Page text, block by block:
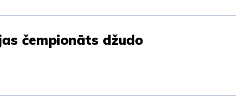
čempionāts džudo